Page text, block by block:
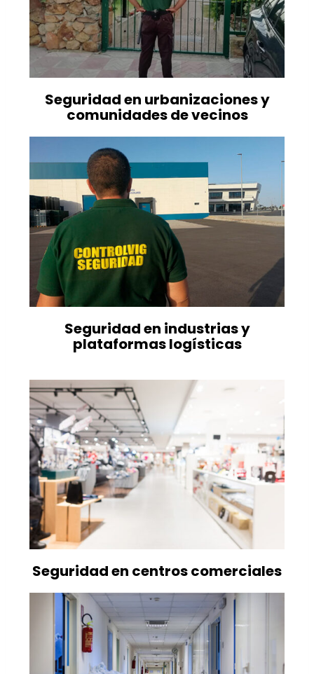
Seguridad en urbanizaciones y
comunidades de vecinos
Seguridad en industrias y
plataformas logísticas
Seguridad en centros comerciales